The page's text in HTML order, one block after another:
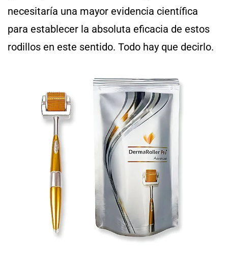
necesitaría una mayor evidencia científica
para establecer la absoluta eficacia de estos
rodillos en este sentido. Todo hay que decirlo.